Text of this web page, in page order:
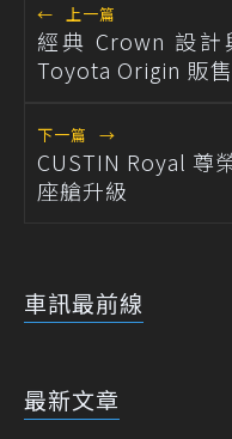
← 上一篇
經典 Crown 設
Toyota Origin 販
下一篇 →
CUSTIN Royal 尊
座艙升級
車訊最前線
最新文章